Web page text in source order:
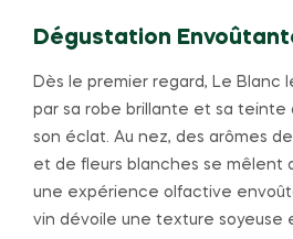
Dégustation
Dès le premier regard, Le Blanc
par sa robe brillante et sa teinte
son éclat. Au nez, des arômes de
et de fleurs blanches se mêlent
une expérience olfactive
vin dévoile une texture soyeuse